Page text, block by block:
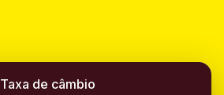
Taxa de câmbio